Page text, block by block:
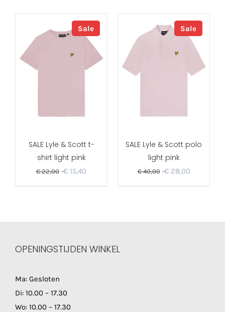
Sale
SALE Lyle & Scott t-
shirt light pink
€22,00 € 15,40
Sale
SALE Lyle & Scott polo
light pink
€40,00 €28,00
OPENINGSTIJDEN WINKEL
Ma: Gesloten
Di: 10.00 – 17.30
Wo: 10.00 – 17.30